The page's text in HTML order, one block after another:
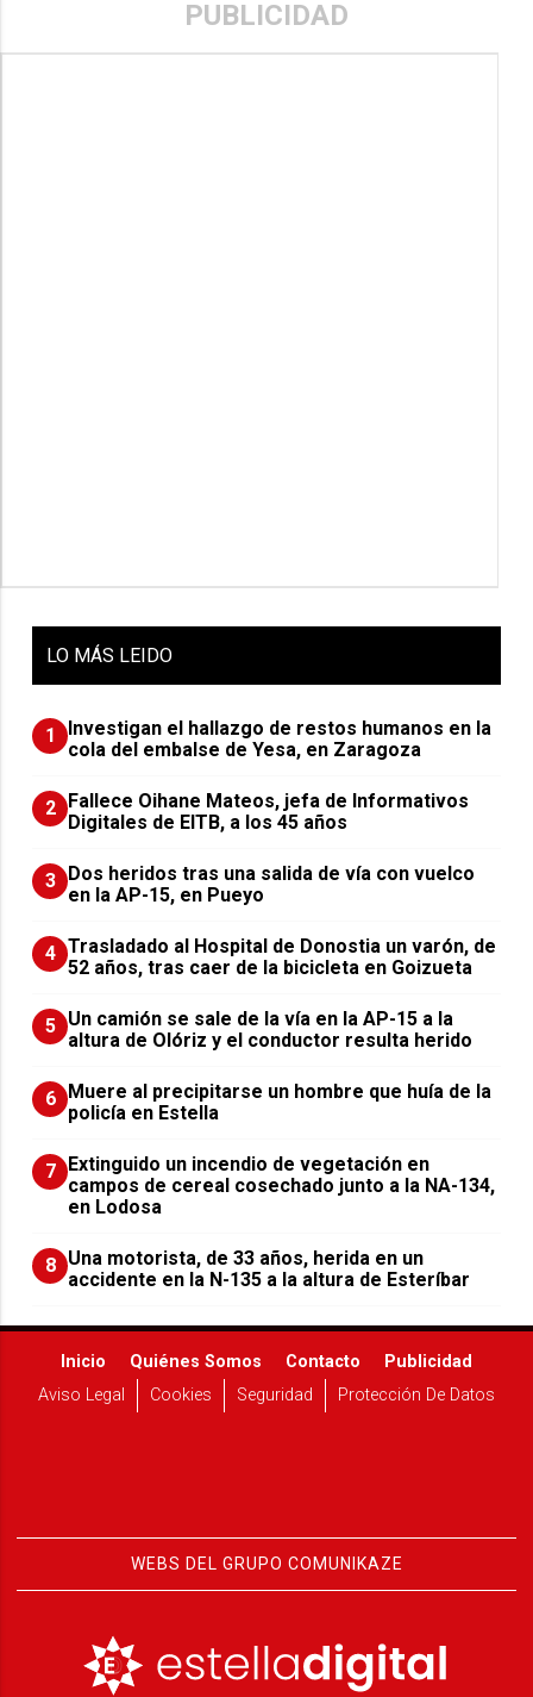
PUBLICIDAD
LO MÁS LEIDO
1
Investigan el hallazgo de restos humanos en la
cola del embalse de Yesa, en Zaragoza
2
Fallece Oihane Mateos, jefa de Informativos
Digitales de EITB, a los 45 años
3
Dos heridos tras una salida de vía con vuelco
en la AP-15, en Pueyo
4 Trasladado al Hospital de Donostia un varón, de
52 años, tras caer de la bicicleta en Goizueta
5 Un camión se sale de la vía en la AP-15 a la
altura de Olóriz y el conductor resulta herido
6
Muere al precipitarse un hombre que huía de la
policía en Estella
7
Extinguido un incendio de vegetación en
campos de cereal cosechado junto a la NA-134,
en Lodosa
8 Una motorista, de 33 años, herida en un
accidente en la N-135 a la altura de Esteríbar
Inicio Quiénes Somos Contacto
Publicidad
Aviso Legal
Cookies Seguridad Protección De Datos
WEBS DEL GRUPO COMUNIKAZE